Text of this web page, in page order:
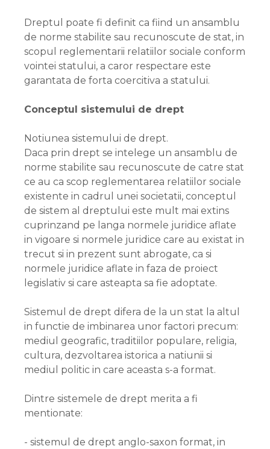
Dreptul poate fi definit ca fiind un ansamblu
de norme stabilite sau recunoscute de stat, in
scopul reglementarii relatiilor sociale conform
vointei statului, a caror respectare este
garantata de forta coercitiva a statului.
Conceptul sistemului de drept
Notiunea sistemului de drept.
Daca prin drept se intelege un ansamblu de
norme stabilite sau recunoscute de catre stat
ce au ca scop reglementarea relatiilor sociale
existente in cadrul unei societatii, conceptul
de sistem al dreptului este mult mai extins
cuprinzand pe langa normele juridice aflate
in vigoare si normele juridice care au existat in
trecut si in prezent sunt abrogate, ca si
normele juridice aflate in faza de proiect
legislativ si care asteapta sa fie adoptate.
Sistemul de drept difera de la un stat la altul
in functie de imbinarea unor factori precum:
mediul geografic, traditiilor populare, religia,
cultura, dezvoltarea istorica a natiunii si
mediul politic in care aceasta s-a format.
Dintre sistemele de drept merita a fi
mentionate:
- sistemul de drept anglo-saxon format, in